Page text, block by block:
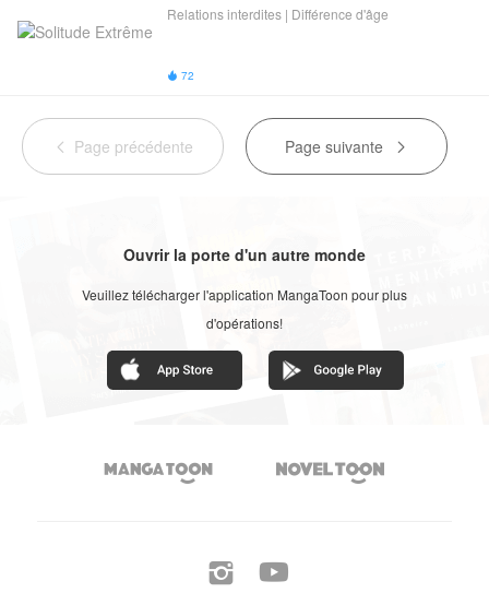
Relations interdites | Différence d'âge​
 72
 Page précédente Page suivante 
Ouvrir la porte d'un autre monde
Veuillez télécharger l'application MangaToon pour plus
d'opérations!
 
 